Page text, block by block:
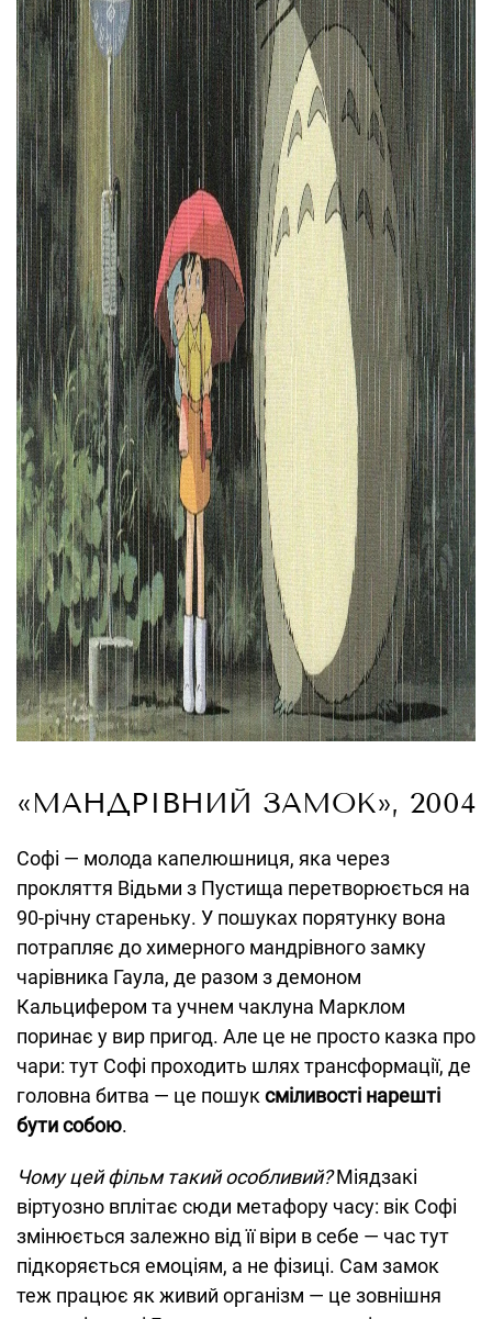
«МАНДРІВНИЙ ЗАМОК», 2004
Софі — молода капелюшниця, яка через
прокляття Відьми з Пустища перетворюється на
90-річну стареньку. У пошуках порятунку вона
потрапляє до химерного мандрівного замку
чарівника Гаула, де разом з демоном
Кальцифером та учнем чаклуна Марклом
поринає у вир пригод. Але це не просто казка про
чари: тут Софі проходить шлях трансформації, де
головна битва — це пошук сміливості нарешті
бути собою.
Чому цей фільм такий особливий?Міядзакі
віртуозно вплітає сюди метафору часу: вік Софі
змінюється залежно від її віри в себе — час тут
підкоряється емоціям, а не фізиці. Сам замок
теж працює як живий організм — це зовнішня